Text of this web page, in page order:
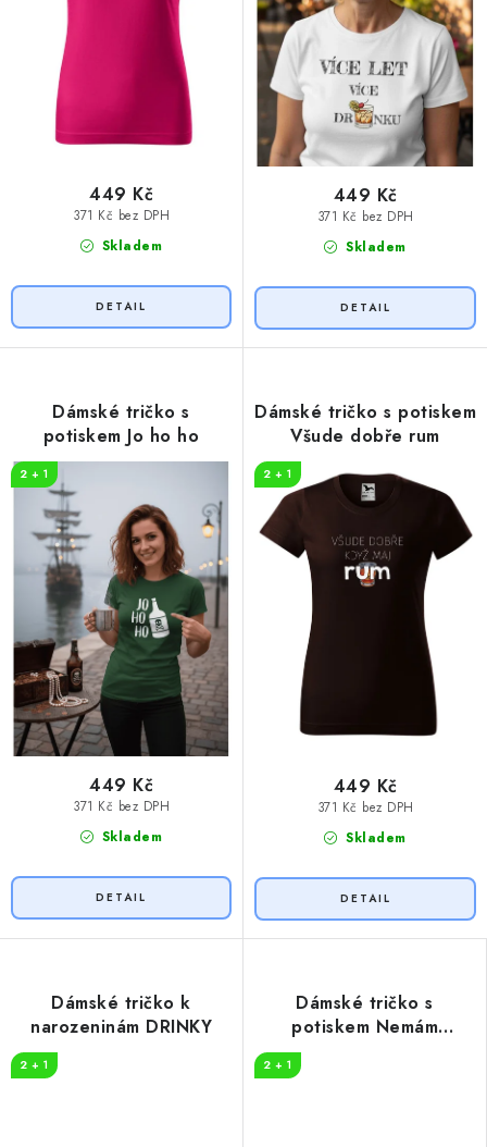
Skladem
371 Kč bez DPH
449 Kč
Skladem
371 Kč bez DPH
449 Kč
Dámské tričko s
potiskem Jo ho ho
2 + 1
Skladem
371 Kč bez DPH
449 Kč
Dámské tričko s potiskem
Všude dobře rum
2 + 1
Skladem
371 Kč bez DPH
449 Kč
Dámské tričko k
narozeninám DRINKY
2 + 1
Dámské tričko s
potiskem Nemám
2 + 1